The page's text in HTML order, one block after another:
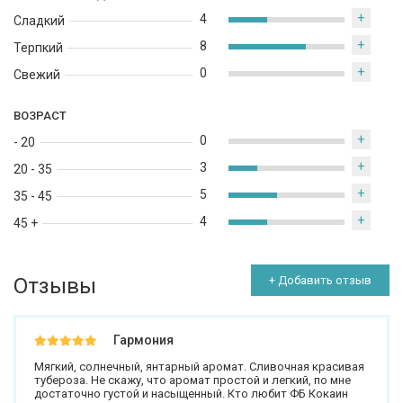
Сладкий
Терпкий
Свежий
4 +
8 +
0 +
ВОЗРАСТ
- 20
20 - 35
35 - 45
45 +
0 +
3 +
5 +
4 +
Отзывы + Добавить отзыв
Гармония
Мягкий, солнечный, янтарный аромат. Сливочная красивая
тубероза. Не скажу, что аромат простой и легкий, по мне
достаточно густой и насыщенный. Кто любит ФБ Кокаин